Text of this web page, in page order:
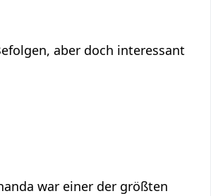
war einer der größten